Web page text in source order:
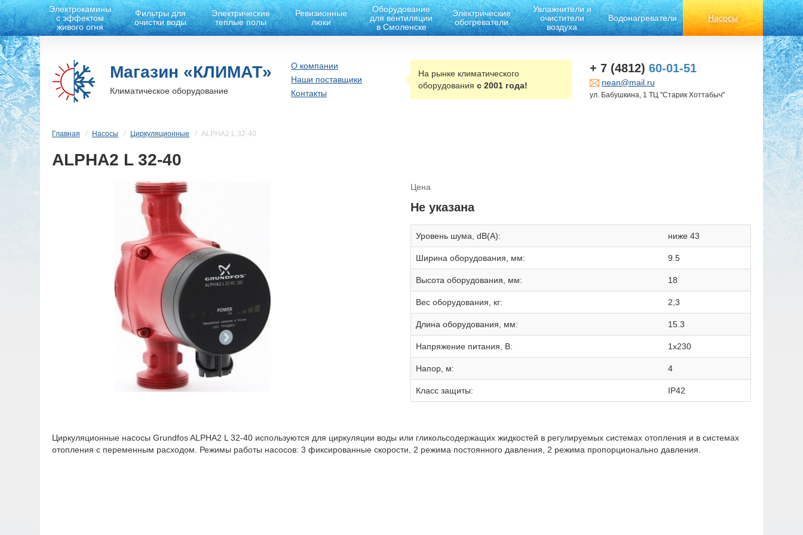
Электрокамины
с эффектом
живого огня
Фильтры для
очистки воды
Электрические
теплые полы
Ревизионные
люки
Оборудование
для вентиляции
в Смоленске
Электрические
обогреватели
Увлажнители и
очистители
воздуха
Водонагреватели Насосы
Магазин «КЛИМАТ»
Климатическое оборудование
О компании
Наши поставщики
Контакты
На рынке климатического
оборудования с 2001 года!
+ 7 (4812) 60-01-51
nean@mail.ru
ул. Бабушкина, 1 ТЦ "Старик Хоттабыч"
Главная Насосы Циркуляционные ALPHA2 L 32-40
ALPHA2 L 32-40
Цена
Не указана
Уровень шума, dB(A): ниже 43
Ширина оборудования, мм: 9.5
Высота оборудования, мм: 18
Вес оборудования, кг: 2,3
Длина оборудования, мм: 15.3
Hапряжение питания, В: 1х230
Напор, м: 4
Класс защиты: IP42
Циркуляционные насосы Grundfos ALPHA2 L 32-40 используются для циркуляции воды или гликольсодержащих жидкостей в регулируемых системах отопления и в системах
отопления с переменным расходом. Режимы работы насосов: 3 фиксированные скорости, 2 режима постоянного давления, 2 режима пропорционально давления.